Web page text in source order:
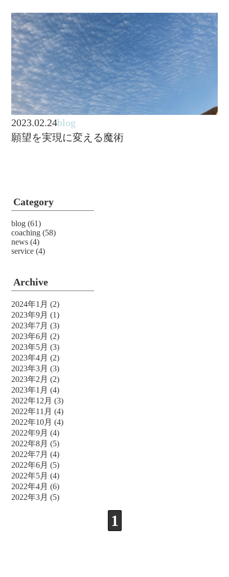
Category
blog (61)
coaching (58)
news (4)
service (4)
Archive
2024年1月 (2)
2023年9月 (1)
2023年7月 (3)
2023年6月 (2)
2023年5月 (3)
2023年4月 (2)
2023年3月 (3)
2023年2月 (2)
2023年1月 (4)
2022年12月 (3)
2022年11月 (4)
2022年10月 (4)
2022年9月 (4)
2022年8月 (5)
2022年7月 (4)
2022年6月 (5)
2022年5月 (4)
2022年4月 (6)
2022年3月 (5)
2023.02.24blog
願望を実現に変える魔術
1